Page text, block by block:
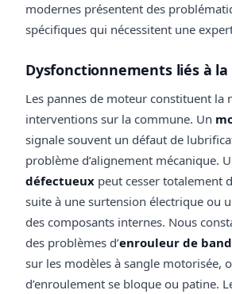
modernes présentent des
spécifiques qui nécessitent une
Dysfonctionnements liés à
Les pannes de moteur constituent la
interventions sur la commune. Un
signale souvent un défaut de
problème d’alignement mécanique.
défectueux peut cesser totalement
suite à une surtension électrique ou
des composants internes. Nous
des problèmes d’enrouleur de
sur les modèles à sangle motorisée,
d’enroulement se bloque ou patine.